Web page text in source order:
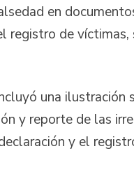
en
registro de
una ilustración
y reporte de las
y el